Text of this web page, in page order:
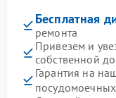
Бесплатная
ремонта
Привезем и
собственной
Гарантия на